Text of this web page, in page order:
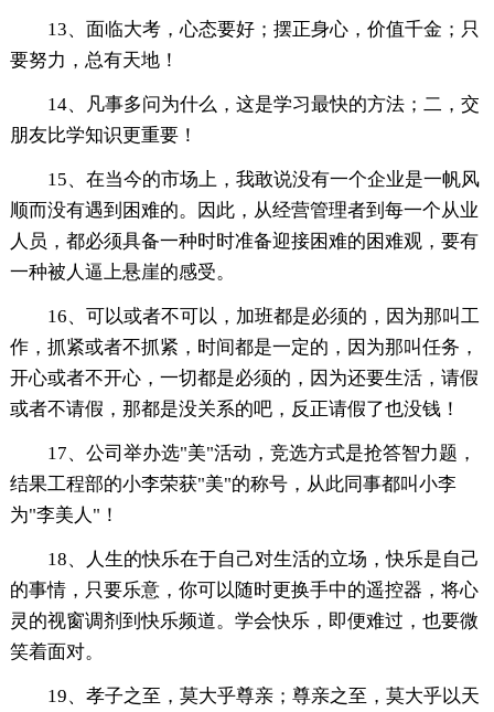
13、面临大考，心态要好；摆正身心，价值千金；只
要努力，总有天地！
14、凡事多问为什么，这是学习最快的方法；二，交
朋友比学知识更重要！
15、在当今的市场上，我敢说没有一个企业是一帆风
顺而没有遇到困难的。因此，从经营管理者到每一个从业
人员，都必须具备一种时时准备迎接困难的困难观，要有
一种被人逼上悬崖的感受。
16、可以或者不可以，加班都是必须的，因为那叫工
作，抓紧或者不抓紧，时间都是一定的，因为那叫任务，
开心或者不开心，一切都是必须的，因为还要生活，请假
或者不请假，那都是没关系的吧，反正请假了也没钱！
17、公司举办选"美"活动，竞选方式是抢答智力题，
结果工程部的小李荣获"美"的称号，从此同事都叫小李
为"李美人"！
18、人生的快乐在于自己对生活的立场，快乐是自己
的事情，只要乐意，你可以随时更换手中的遥控器，将心
灵的视窗调剂到快乐频道。学会快乐，即便难过，也要微
笑着面对。
19、孝子之至，莫大乎尊亲；尊亲之至，莫大乎以天